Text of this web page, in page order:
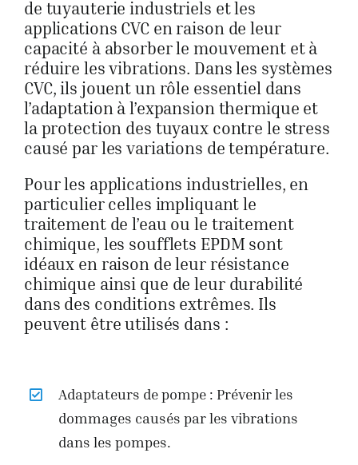
de tuyauterie industriels et les
applications CVC en raison de leur
capacité à absorber le mouvement et à
réduire les vibrations. Dans les systèmes
CVC, ils jouent un rôle essentiel dans
l’adaptation à l’expansion thermique et
la protection des tuyaux contre le stress
causé par les variations de température.
Pour les applications industrielles, en
particulier celles impliquant le
traitement de l’eau ou le traitement
chimique, les soufflets EPDM sont
idéaux en raison de leur résistance
chimique ainsi que de leur durabilité
dans des conditions extrêmes. Ils
peuvent être utilisés dans :
Adaptateurs de pompe : Prévenir les
dommages causés par les vibrations
dans les pompes.